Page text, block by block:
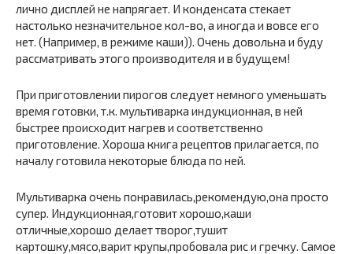
лично дисплей не напрягает. И конденсата стекает
настолько незначительное кол-во, а иногда и вовсе его
нет. (Например, в режиме каши)). Очень довольна и буду
рассматривать этого производителя и в будущем!
При приготовлении пирогов следует немного уменьшать
время готовки, т.к. мультиварка индукционная, в ней
быстрее происходит нагрев и соответственно
приготовление. Хороша книга рецептов прилагается, по
началу готовила некоторые блюда по ней.
Мультиварка очень понравилась,рекомендую,она просто
супер. Индукционная,готовит хорошо,каши
отличные,хорошо делает творог,тушит
картошку,мясо,варит крупы,пробовала рис и гречку. Самое